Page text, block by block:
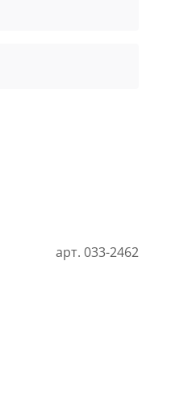
арт. 033-2462